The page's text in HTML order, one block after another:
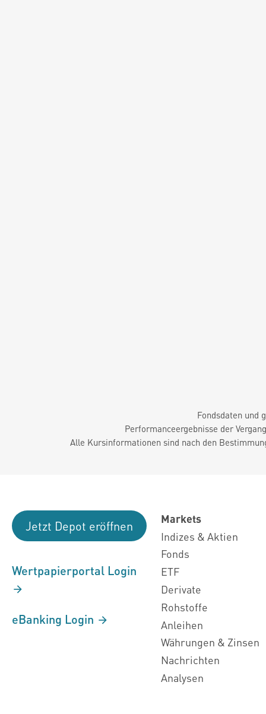
Fondsdaten und
Performanceergebnisse der
Alle Kursinformationen sind nach den
Jetzt Depot eröffnen
Wertpapierportal Login
eBanking Login
Markets
Indizes & Aktien
Fonds
ETF
Derivate
Rohstoffe
Anleihen
Währungen & Zinsen
Nachrichten
Analysen